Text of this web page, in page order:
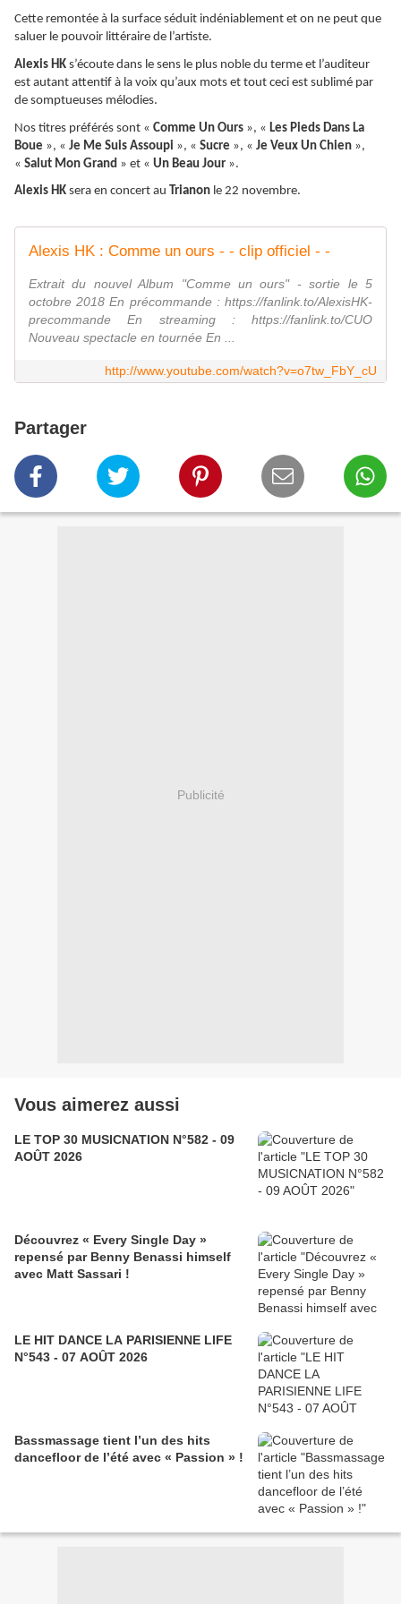
Cette remontée à la surface séduit indéniablement et on ne peut que
saluer le pouvoir littéraire de l’artiste.
Alexis HK s’écoute dans le sens le plus noble du terme et l’auditeur
est autant attentif à la voix qu’aux mots et tout ceci est sublimé par
de somptueuses mélodies.
Nos titres préférés sont « Comme Un Ours », « Les Pieds Dans La
Boue », « Je Me Suis Assoupi », « Sucre », « Je Veux Un Chien »,
« Salut Mon Grand » et « Un Beau Jour ».
Alexis HK sera en concert au Trianon le 22 novembre.
Alexis HK : Comme un ours - - clip officiel - -
Extrait du nouvel Album "Comme un ours" - sortie le 5
octobre 2018 En précommande : https://fanlink.to/AlexisHK-
precommande En streaming : https://fanlink.to/CUO
Nouveau spectacle en tournée En ...
http://www.youtube.com/watch?v=o7tw_FbY_cU
Partager
Publicité
Vous aimerez aussi
LE TOP 30 MUSICNATION N°582 - 09
AOÛT 2026
Découvrez « Every Single Day »
repensé par Benny Benassi himself
avec Matt Sassari !
LE HIT DANCE LA PARISIENNE LIFE
N°543 - 07 AOÛT 2026
Bassmassage tient l’un des hits
dancefloor de l’été avec « Passion » !